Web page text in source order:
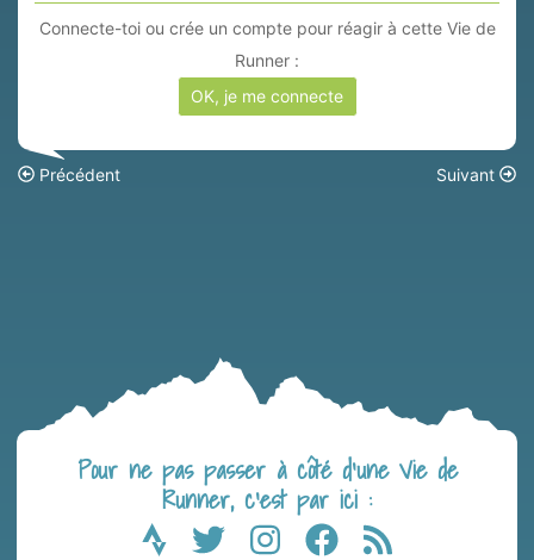
Connecte-toi ou crée un compte pour réagir à cette Vie de
Runner :
OK, je me connecte
Précédent Suivant
Pour ne pas passer à côté d’une Vie de
Runner, c’est par ici :